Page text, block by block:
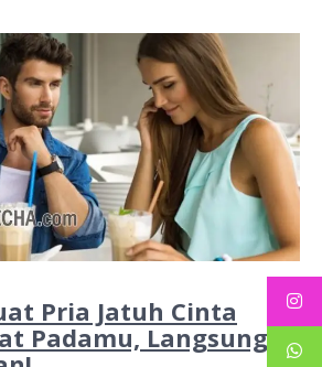
Pria Jatuh Cinta
Padamu, Langsung